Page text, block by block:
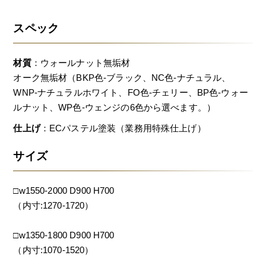
スペック
材質：ウォールナット無垢材
オーク無垢材（BKP色-ブラック、NC色-ナチュラル、
WNP-ナチュラルホワイト、FO色-チェリー、BP色-ウォー
ルナット、WP色-ウェンジの6色から選べます。）
仕上げ：ECパステル塗装（業務用特殊仕上げ）
サイズ
□w1550-2000 D900 H700
（内寸:1270-1720）
□w1350-1800 D900 H700
（内寸:1070-1520）